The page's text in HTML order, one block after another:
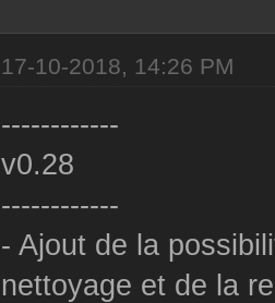
17-10-2018, 14:26 PM
------------
v0.28
------------
- Ajout de la
nettoyage et de la